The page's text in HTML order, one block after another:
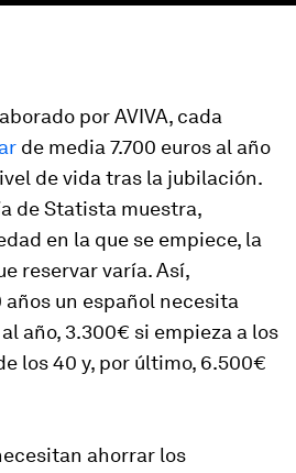
por AVIVA, cada
de media 7.700 euros al año
de vida tras la jubilación.
de Statista muestra,
en la que se empiece, la
reservar varía. Así,
años un español necesita
año, 3.300€ si empieza a los
los 40 y, por último, 6.500€
ahorrar los